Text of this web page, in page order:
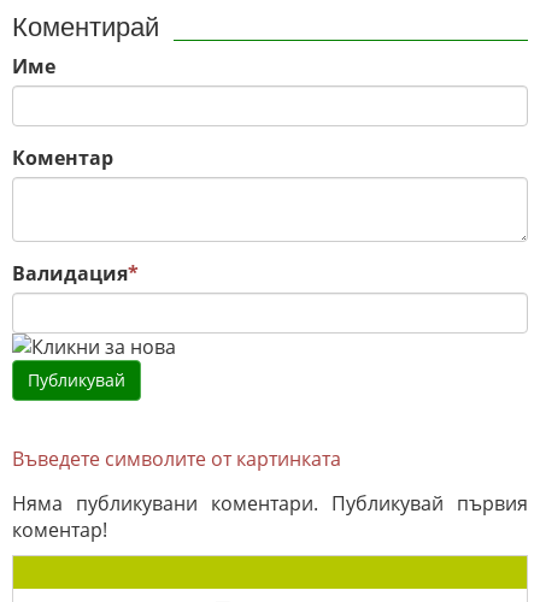
Коментирай
Име
Коментар
Валидация*
Въведете символите от картинката
Няма публикувани коментари. Публикувай първия
коментар!